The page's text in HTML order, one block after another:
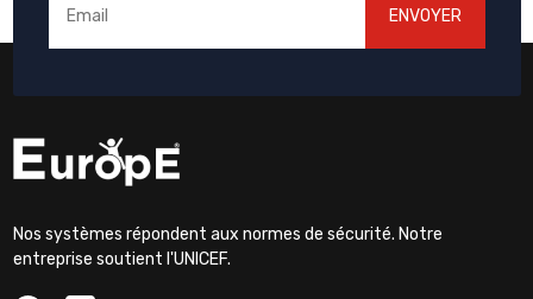
ENVOYER
Nos systèmes répondent aux normes de sécurité. Notre
entreprise soutient l'UNICEF.